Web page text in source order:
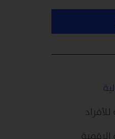
الرقمية